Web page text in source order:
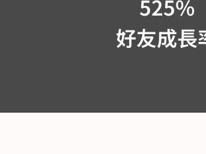
好友成長
525%